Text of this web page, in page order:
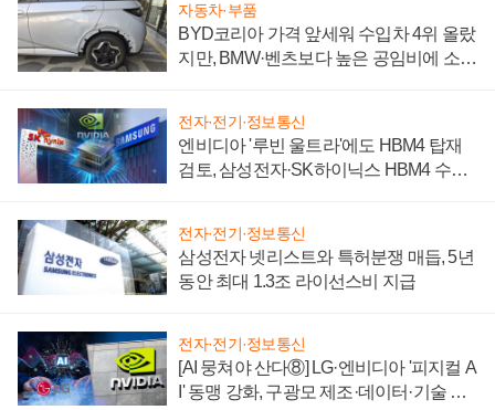
자동차·부품
BYD코리아 가격 앞세워 수입차 4위 올랐
지만, BMW·벤츠보다 높은 공임비에 소비
전자·전기·정보통신
엔비디아 '루빈 울트라'에도 HBM4 탑재
검토, 삼성전자·SK하이닉스 HBM4 수율
전자·전기·정보통신
삼성전자 넷리스트와 특허분쟁 매듭, 5년
동안 최대 1.3조 라이선스비 지급
전자·전기·정보통신
[AI 뭉쳐야 산다⑧] LG·엔비디아 '피지컬 A
I' 동맹 강화, 구광모 제조·데이터·기술 결